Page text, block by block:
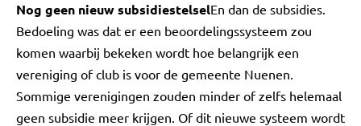
Nog geen nieuw subsidiestelselEn dan de subsidies.
Bedoeling was dat er een beoordelingssysteem zou
komen waarbij bekeken wordt hoe belangrijk een
vereniging of club is voor de gemeente Nuenen.
Sommige verenigingen zouden minder of zelfs helemaal
geen subsidie meer krijgen. Of dit nieuwe systeem wordt